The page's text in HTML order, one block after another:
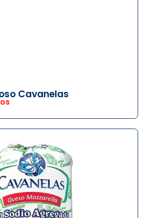
Cavanelas